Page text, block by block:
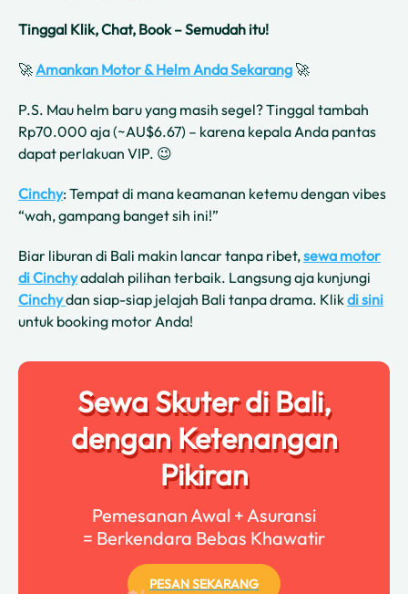
Tinggal Klik, Chat, Book – Semudah itu!
🚀Amankan Motor & Helm Anda Sekarang 🚀
P.S. Mau helm baru yang masih segel? Tinggal tambah
Rp70.000 aja (~AU$6.67) – karena kepala Anda pantas
dapat perlakuan VIP. 😉
Cinchy: Tempat di mana keamanan ketemu dengan vibes
“wah, gampang banget sih ini!”
Biar liburan di Bali makin lancar tanpa ribet,sewa motor
di Cinchyadalah pilihan terbaik. Langsung aja kunjungi
Cinchydan siap-siap jelajah Bali tanpa drama. Klikdi sini
untuk booking motor Anda!
Sewa Skuter di Bali,
dengan Ketenangan
Pikiran
Pemesanan Awal + Asuransi
= Berkendara Bebas Khawatir
PESAN SEKARANG